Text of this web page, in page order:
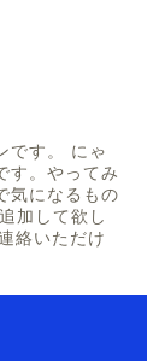
です。 にゃ
す。やってみ
気になるもの
加して欲し
絡いただけ